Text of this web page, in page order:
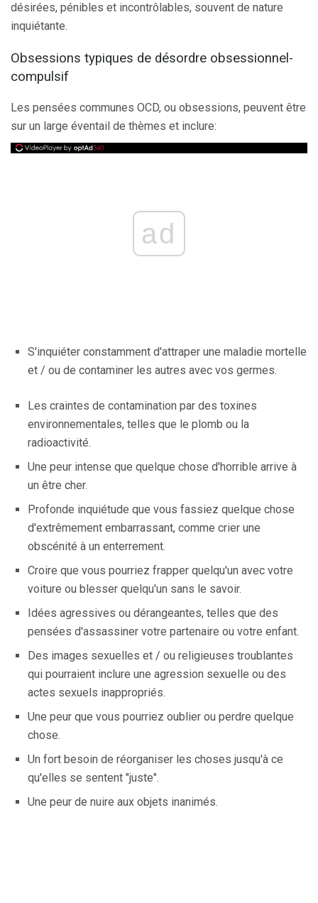
désirées, pénibles et incontrôlables, souvent de nature
inquiétante.
Obsessions typiques de désordre obsessionnel-
compulsif
Les pensées communes OCD, ou obsessions, peuvent être
sur un large éventail de thèmes et inclure:
ad
S'inquiéter constamment d'attraper une maladie mortelle
et / ou de contaminer les autres avec vos germes.
Les craintes de contamination par des toxines
environnementales, telles que le plomb ou la
radioactivité.
Une peur intense que quelque chose d'horrible arrive à
un être cher.
Profonde inquiétude que vous fassiez quelque chose
d'extrêmement embarrassant, comme crier une
obscénité à un enterrement.
Croire que vous pourriez frapper quelqu'un avec votre
voiture ou blesser quelqu'un sans le savoir.
Idées agressives ou dérangeantes, telles que des
pensées d'assassiner votre partenaire ou votre enfant.
Des images sexuelles et / ou religieuses troublantes
qui pourraient inclure une agression sexuelle ou des
actes sexuels inappropriés.
Une peur que vous pourriez oublier ou perdre quelque
chose.
Un fort besoin de réorganiser les choses jusqu'à ce
qu'elles se sentent "juste".
Une peur de nuire aux objets inanimés.